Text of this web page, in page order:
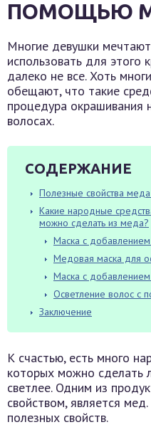
ПОМОЩЬЮ
Многие девушки
использовать для этого
далеко не все. Хоть
обещают, что такие
процедура окрашивания
волосах.
СОДЕРЖАНИЕ
Полезные свойства
Какие народные
можно сделать из меда?
Маска с
Медовая маска для
Маска с
Осветление волос с
Заключение
К счастью, есть много
которых можно сделать
светлее. Одним из
свойством, является
полезных свойств.